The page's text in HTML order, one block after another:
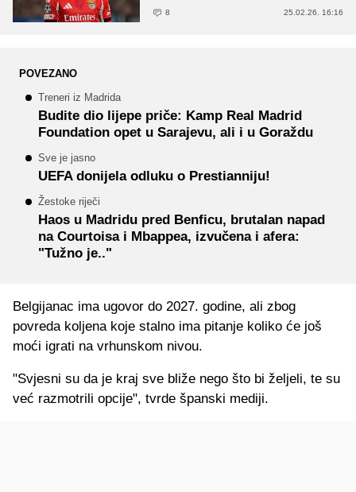
8 25.02.26. 16:16
POVEZANO
Treneri iz Madrida
Budite dio lijepe priče: Kamp Real Madrid
Foundation opet u Sarajevu, ali i u Goraždu
Sve je jasno
UEFA donijela odluku o Prestianniju!
Žestoke riječi
Haos u Madridu pred Benficu, brutalan napad
na Courtoisa i Mbappea, izvučena i afera:
"Tužno je.."
Belgijanac ima ugovor do 2027. godine, ali zbog
povreda koljena koje stalno ima pitanje koliko će još
moći igrati na vrhunskom nivou.
"Svjesni su da je kraj sve bliže nego što bi željeli, te su
već razmotrili opcije", tvrde španski mediji.